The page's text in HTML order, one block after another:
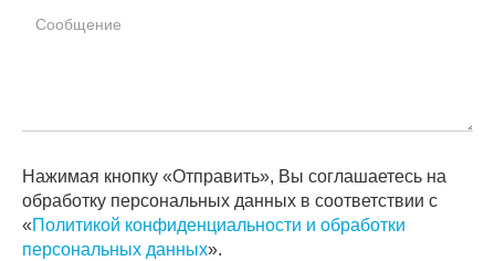
Нажимая кнопку «Отправить», Вы соглашаетесь на
обработку персональных данных в соответствии с
«Политикой конфиденциальности и обработки
персональных данных».